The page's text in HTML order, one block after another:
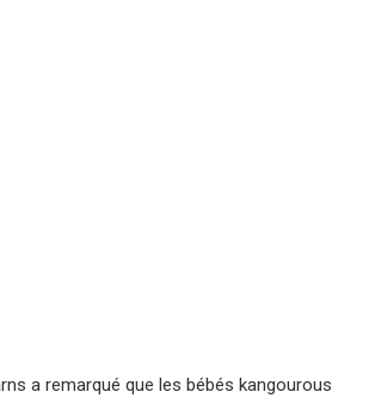
a remarqué que les bébés kangourous